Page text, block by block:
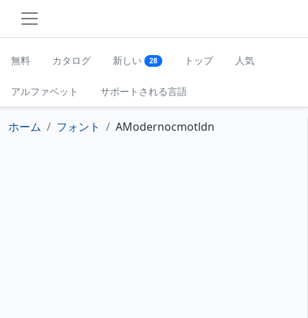
無料 カタログ 新しい 28 トップ 人気
アルファベット サポートされる言語
ホーム フォント AModernocmotldn